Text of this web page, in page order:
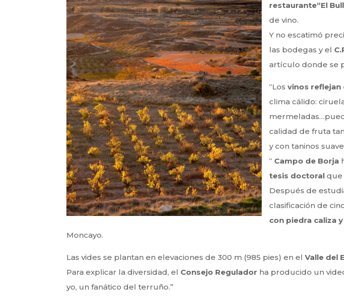
restaurante“El
de vino.
Y no escatimó
las bodegas y el
artículo donde se
“Losvinos reflejan
clima cálido:
calidad de fruta
y con taninos
“ Campo de Borja
tesis doctoral que
Después de
clasificación de
con piedra caliza
Moncayo.
Las vides se plantan en elevaciones de 300 m (985 pies) en elValle del
Para explicar la diversidad, el Consejo Regulador ha producido un
yo, un fanático del terruño.”